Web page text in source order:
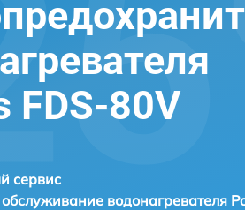
FDS-80V
сервис
водонагревателя